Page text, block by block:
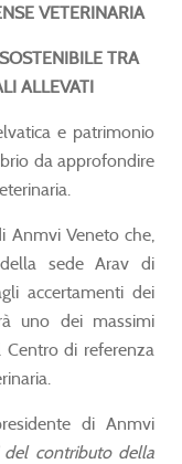
VETERINARIA
TRA
ALLEVATI
e patrimonio
da approfondire
Anmvi Veneto che,
sede Arav di
accertamenti dei
uno dei massimi
Centro di referenza
di Anmvi
contributo della